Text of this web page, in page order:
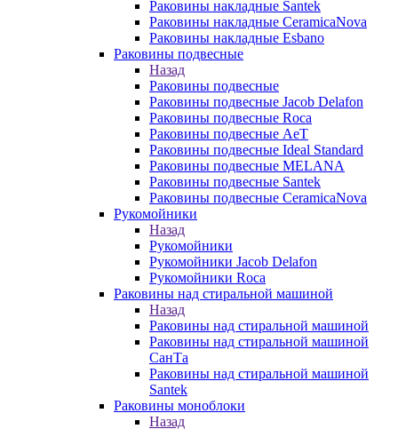
Раковины накладные Santek
Раковины накладные CeramicaNova
Раковины накладные Esbano
Раковины подвесные
Назад
Раковины подвесные
Раковины подвесные Jacob Delafon
Раковины подвесные Roca
Раковины подвесные AeT
Раковины подвесные Ideal Standard
Раковины подвесные MELANA
Раковины подвесные Santek
Раковины подвесные CeramicaNova
Рукомойники
Назад
Рукомойники
Рукомойники Jacob Delafon
Рукомойники Roca
Раковины над стиральной машиной
Назад
Раковины над стиральной машиной
Раковины над стиральной машиной
СанТа
Раковины над стиральной машиной
Santek
Раковины моноблоки
Назад